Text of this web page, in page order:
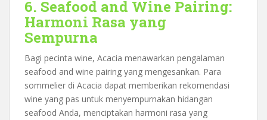
6. Seafood and Wine Pairing:
Harmoni Rasa yang
Sempurna
Bagi pecinta wine, Acacia menawarkan pengalaman
seafood and wine pairing yang mengesankan. Para
sommelier di Acacia dapat memberikan rekomendasi
wine yang pas untuk menyempurnakan hidangan
seafood Anda, menciptakan harmoni rasa yang